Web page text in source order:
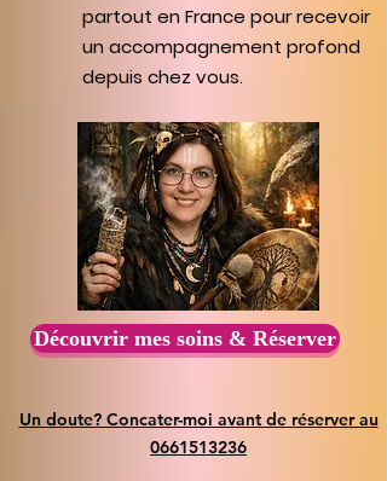
partout en France pour recevoir
un accompagnement profond
depuis chez vous.
Découvrir mes soins & Réserver
Un doute? Concater-moi avant de réserver au
0661513236